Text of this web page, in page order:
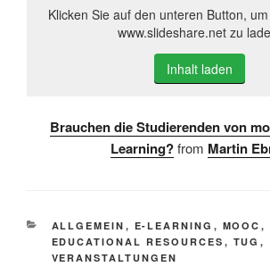
Klicken Sie auf den unteren Button,
www.slideshare.net zu
Inhalt laden
Brauchen die Studierenden von
Learning?from Martin
KATEGORIEN
ALLGEMEIN , E-LEARNING , MOOC ,
EDUCATIONAL RESOURCES , TUG ,
VERANSTALTUNGEN